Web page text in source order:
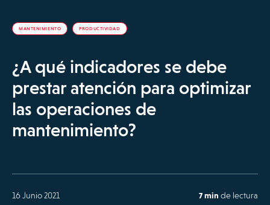
MANTENIMIENTO PRODUCTIVIDAD
¿A qué indicadores se debe
prestar atención para optimizar
las operaciones de
mantenimiento?
16 Junio 2021 7 min de lectura